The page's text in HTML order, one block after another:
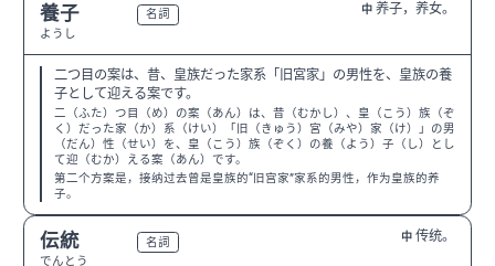
養子
ようし
名詞 中 养子，养女。
二つ目の案は、昔、皇族だった家系「旧宮家」の男性を、皇族の養
子として迎える案です。
二（ふた）つ目（め）の案（あん）は、昔（むかし）、皇（こう）族（ぞ
く）だった家（か）系（けい）「旧（きゅう）宮（みや）家（け）」の男
（だん）性（せい）を、皇（こう）族（ぞく）の養（よう）子（し）とし
て迎（むか）える案（あん）です。
第二个方案是，接纳过去曾是皇族的“旧宫家”家系的男性，作为皇族的养
子。
伝統
でんとう
名詞 中 传统。